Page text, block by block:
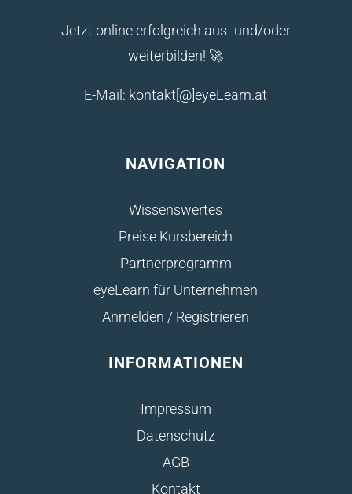
Jetzt online erfolgreich aus- und/oder
weiterbilden! 🚀
E-Mail: kontakt[@]eyeLearn.at
NAVIGATION
Wissenswertes
Preise Kursbereich
Partnerprogramm
eyeLearn für Unternehmen
Anmelden / Registrieren
INFORMATIONEN
Impressum
Datenschutz
AGB
Kontakt